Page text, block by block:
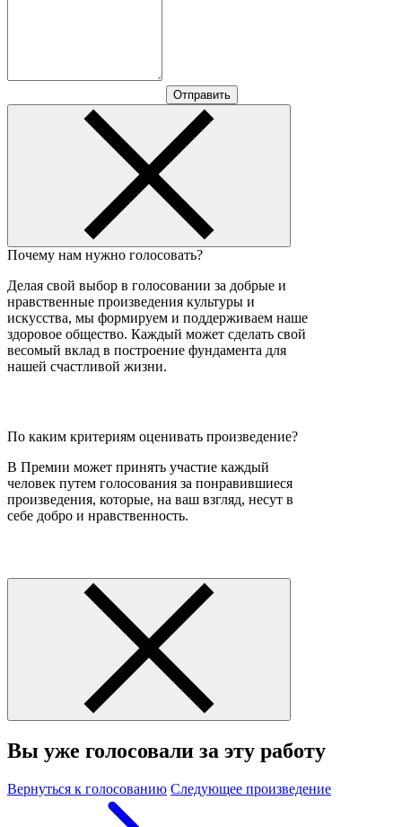
Отправить
Почему нам нужно голосовать?
Делая свой выбор в голосовании за добрые и
нравственные произведения культуры и
искусства, мы формируем и поддерживаем наше
здоровое общество. Каждый может сделать свой
весомый вклад в построение фундамента для
нашей счастливой жизни.
По каким критериям оценивать произведение?
В Премии может принять участие каждый
человек путем голосования за понравившиеся
произведения, которые, на ваш взгляд, несут в
себе добро и нравственность.
Вы уже голосовали за эту работу
Вернуться к голосованию Следующее произведение